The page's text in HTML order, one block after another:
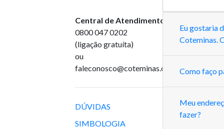
Central de Atendimento
0800 047 0202
(ligação gratuíta)
ou
faleconosco@coteminas.com.br
DÚVIDAS
SIMBOLOGIA
Eu gostaria
Coteminas.
Como faço
Meu
fazer?